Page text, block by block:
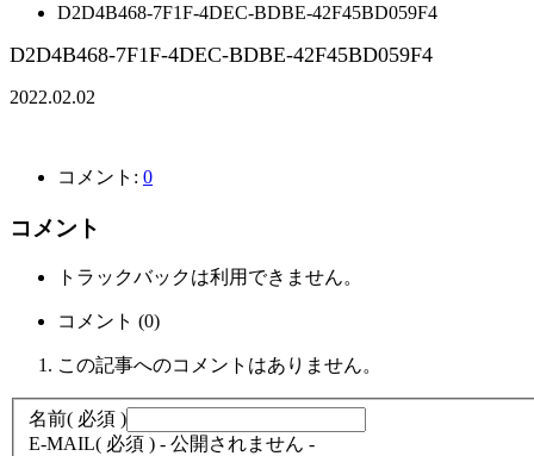
D2D4B468-7F1F-4DEC-BDBE-42F45BD059F4
D2D4B468-7F1F-4DEC-BDBE-42F45BD059F4
2022.02.02
コメント: 0
コメント
トラックバックは利用できません。
コメント (0)
この記事へのコメントはありません。
名前( 必須 )
E-MAIL( 必須 ) - 公開されません -